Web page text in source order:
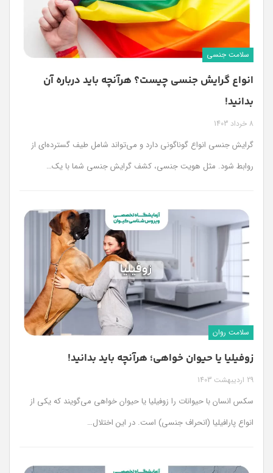
سلامت جنسی
انواع گرایش جنسی چیست؟ هرآنچه باید درباره آن
بدانید!
8 خرداد 1403
گرایش جنسی انواع گوناگونی دارد و می‌تواند شامل طیف گسترده‌ای از
روابط شود. مثل هویت جنسی، کشف گرایش جنسی شما با یک…
سلامت روان
زوفیلیا یا حیوان خواهی؛ هرآنچه باید بدانید!
29 اردیبهشت 1403
سکس انسان با حیوانات را زوفیلیا یا حیوان خواهی می‌گویند که یکی از
انواع پارافیلیا (انحراف جنسی) است. در این اختلال…